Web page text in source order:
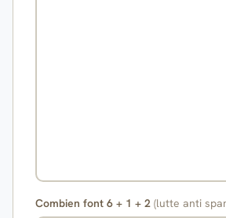
Combien font 6 + 1 + 2 (lutte anti